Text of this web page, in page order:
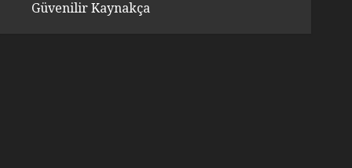
Güvenilir Kaynakça